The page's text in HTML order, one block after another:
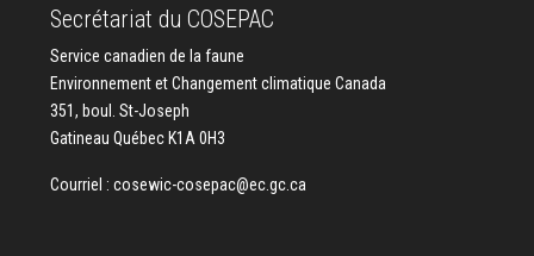
Secrétariat du COSEPAC
Service canadien de la faune
Environnement et Changement climatique Canada
351, boul. St-Joseph
Gatineau Québec K1A 0H3
Courriel : cosewic-cosepac@ec.gc.ca